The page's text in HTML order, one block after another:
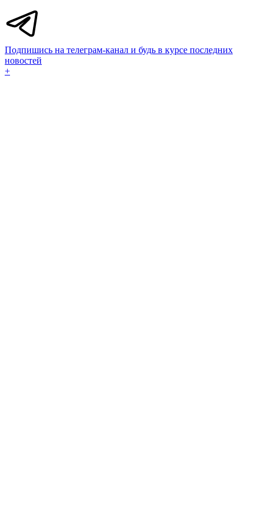
Подпишись на телеграм-канал и будь в курсе последних
новостей
+